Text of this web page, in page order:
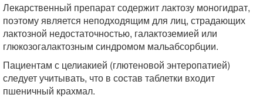
Лекарственный препарат содержит лактозу моногидрат,
поэтому является неподходящим для лиц, страдающих
лактозной недостаточностью, галактоземией или
глюкозо­галактозным синдромом мальабсорбции.
Пациентам с целиакией (глютеновой энтеропатией)
следует учитывать, что в состав таблетки входит
пшеничный крахмал.